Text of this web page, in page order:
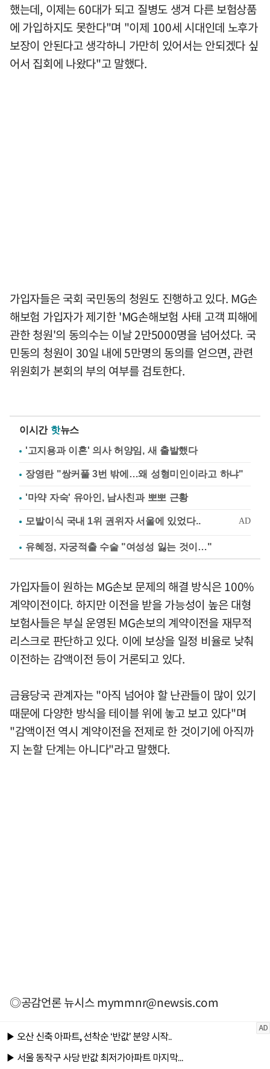
했는데, 이제는 60대가 되고 질병도 생겨 다른 보험상품
에 가입하지도 못한다"며 "이제 100세 시대인데 노후가
보장이 안된다고 생각하니 가만히 있어서는 안되겠다 싶
어서 집회에 나왔다"고 말했다.
가입자들은 국회 국민동의 청원도 진행하고 있다. MG손
해보험 가입자가 제기한 'MG손해보험 사태 고객 피해에
관한 청원'의 동의수는 이날 2만5000명을 넘어섰다. 국
민동의 청원이 30일 내에 5만명의 동의를 얻으면, 관련
위원회가 본회의 부의 여부를 검토한다.
이시간 핫뉴스
'고지용과 이혼' 의사 허양임, 새 출발했다
장영란 "쌍커풀 3번 밖에…왜 성형미인이라고 하냐"
'마약 자숙' 유아인, 남사친과 뽀뽀 근황
유혜정, 자궁적출 수술 "여성성 잃는 것이…"
가입자들이 원하는 MG손보 문제의 해결 방식은 100%
계약이전이다. 하지만 이전을 받을 가능성이 높은 대형
보험사들은 부실 운영된 MG손보의 계약이전을 재무적
리스크로 판단하고 있다. 이에 보상을 일정 비율로 낮춰
이전하는 감액이전 등이 거론되고 있다.
금융당국 관계자는 "아직 넘어야 할 난관들이 많이 있기
때문에 다양한 방식을 테이블 위에 놓고 보고 있다"며
"감액이전 역시 계약이전을 전제로 한 것이기에 아직까
지 논할 단계는 아니다"라고 말했다.
◎공감언론 뉴시스mymmnr@newsis.com